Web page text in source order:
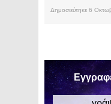
Δημοσιεύτηκε 6